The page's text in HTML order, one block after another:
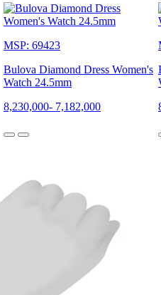
MSP: 69423
Bulova Diamond Dress Women's
Watch 24.5mm
8,230,000- 7,182,000